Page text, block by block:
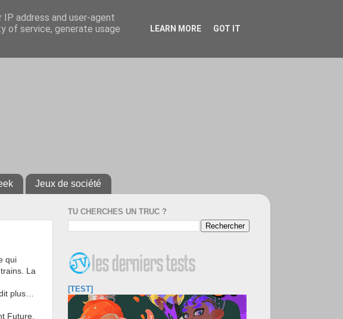
Jeux de société
qui
La
plus…
Future,
TU CHERCHES UN TRUC ?
[TEST]
address and user-agent
of service, generate usage
LEARN MORE GOT IT